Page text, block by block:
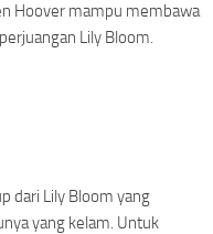
Hoover mampu membawa
Lily Bloom.
dari Lily Bloom yang
yang kelam. Untuk